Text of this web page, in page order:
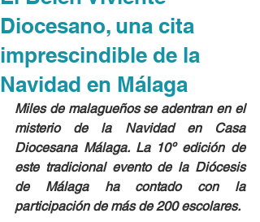
Diocesano, una cita
imprescindible de la
Navidad en Málaga
Miles de malagueños se adentran en el
misterio de la Navidad en Casa
Diocesana Málaga. La 10º edición de
este tradicional evento de la Diócesis
de Málaga ha contado con la
participación de más de 200 escolares.